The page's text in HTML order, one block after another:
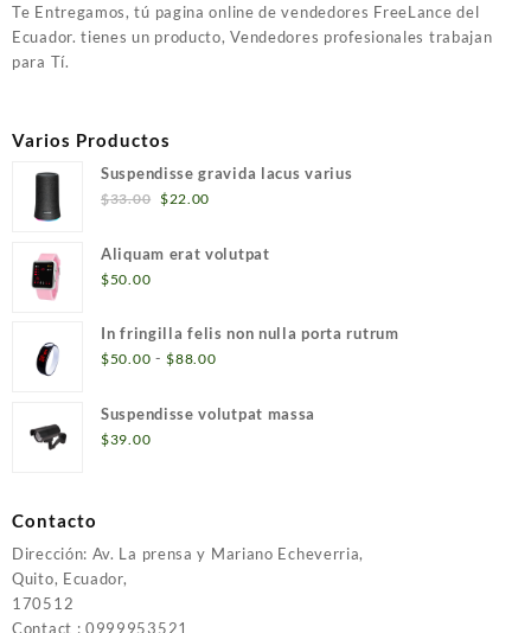
Te Entregamos, tú pagina online de vendedores FreeLance del
Ecuador. tienes un producto, Vendedores profesionales trabajan
para Tí.
Varios Productos
Suspendisse gravida lacus varius
$33.00 El
original
$22.00
actual
Aliquam erat volutpat
$50.00
In fringilla felis non nulla porta rutrum
$50.00 - $88.00Rango
precios:
Suspendisse volutpat massa
$39.00
Contacto
Dirección: Av. La prensa y Mariano Echeverria,
Quito, Ecuador,
170512
Contact : 0999953521